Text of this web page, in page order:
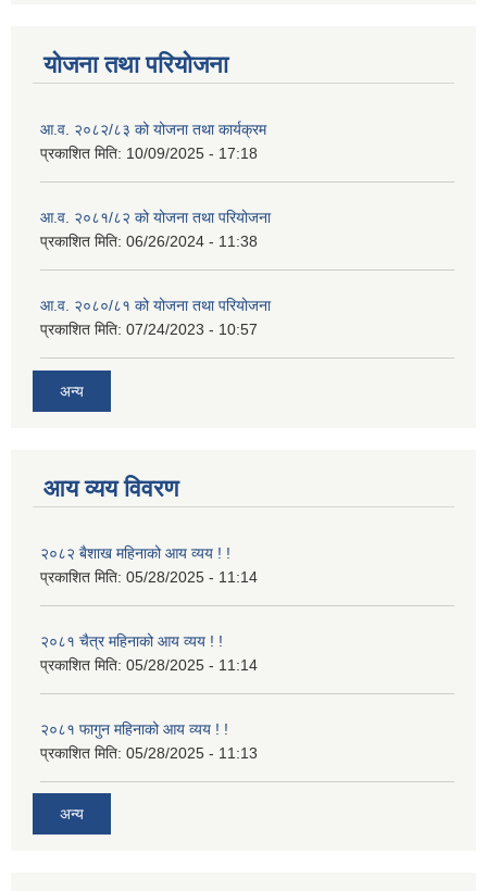
योजना तथा परियोजना
आ.व. २०८२/८३ को योजना तथा कार्यक्रम
प्रकाशित मिति: 10/09/2025 - 17:18
आ.व. २०८१/८२ को योजना तथा परियोजना
प्रकाशित मिति: 06/26/2024 - 11:38
आ.व. २०८०/८१ को योजना तथा परियोजना
प्रकाशित मिति: 07/24/2023 - 10:57
अन्य
आय व्यय विवरण
२०८२ बैशाख महिनाको आय व्यय ! !
प्रकाशित मिति: 05/28/2025 - 11:14
२०८१ चैत्र महिनाको आय व्यय ! !
प्रकाशित मिति: 05/28/2025 - 11:14
२०८१ फागुन महिनाको आय व्यय ! !
प्रकाशित मिति: 05/28/2025 - 11:13
अन्य